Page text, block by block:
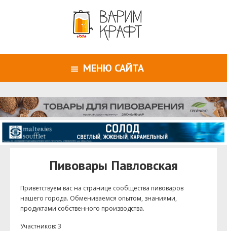
МЕНЮ САЙТА
Пивовары Павловская
Приветствуем ваc на странице сообщества пивоваров
нашего города. Обмениваемся опытом, знаниями,
продуктами собственного производства.
Участников: 3